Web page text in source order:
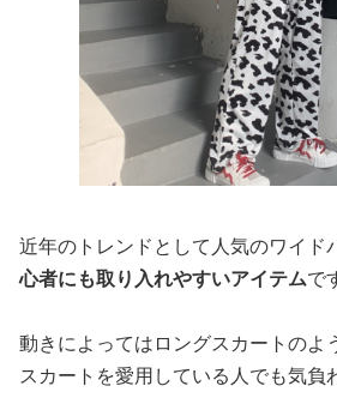
近年のトレンドとして人気のワイド
心者にも取り入れやすいアイテムで
動きによってはロングスカートのよ
スカートを愛用している人でも気負